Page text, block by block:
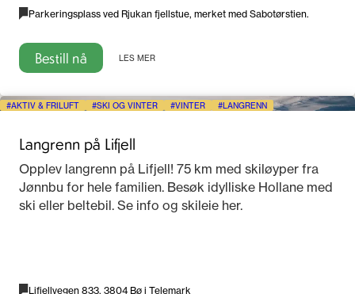
Parkeringsplass ved Rjukan fjellstue, merket med Sabotørstien.
Bestill nå LES MER
AKTIV & FRILUFT SKI OG VINTER VINTER LANGRENN
Langrenn på Lifjell
Opplev langrenn på Lifjell! 75 km med skiløyper fra
Jønnbu for hele familien. Besøk idylliske Hollane med
ski eller beltebil. Se info og skileie her.
Lifjellvegen 833, 3804 Bø i Telemark